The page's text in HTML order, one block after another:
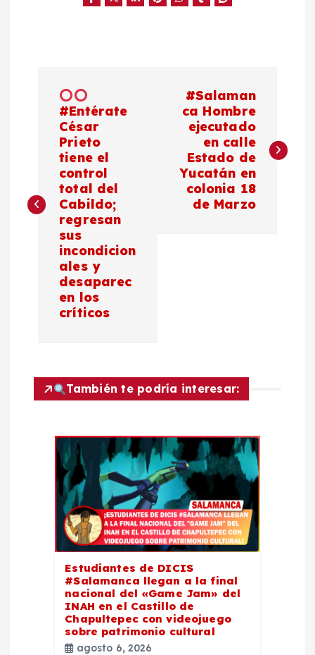
e
g
n
#Entérate
César
Prieto
tiene el
control
total del
Cabildo;
regresan
sus
incondicion
ales y
desaparec
en los
críticos
#Salaman
ca Hombre
ejecutado
en calle
Estado de
Yucatán en
colonia 18
de Marzo
También te podría interesar:
Estudiantes de DICIS
#Salamanca llegan a la final
nacional del «Game Jam» del
INAH en el Castillo de
Chapultepec con videojuego
sobre patrimonio cultural
agosto 6, 2026